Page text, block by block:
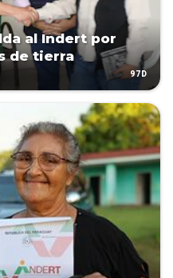
al Indert por
de tierra
97D